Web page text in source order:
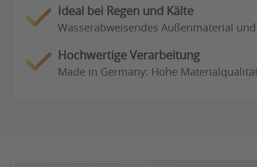
Ideal bei Regen und Kälte
Wasserabweisendes Außenmaterial
Hochwertige Verarbeitung
Made in Germany: Hohe